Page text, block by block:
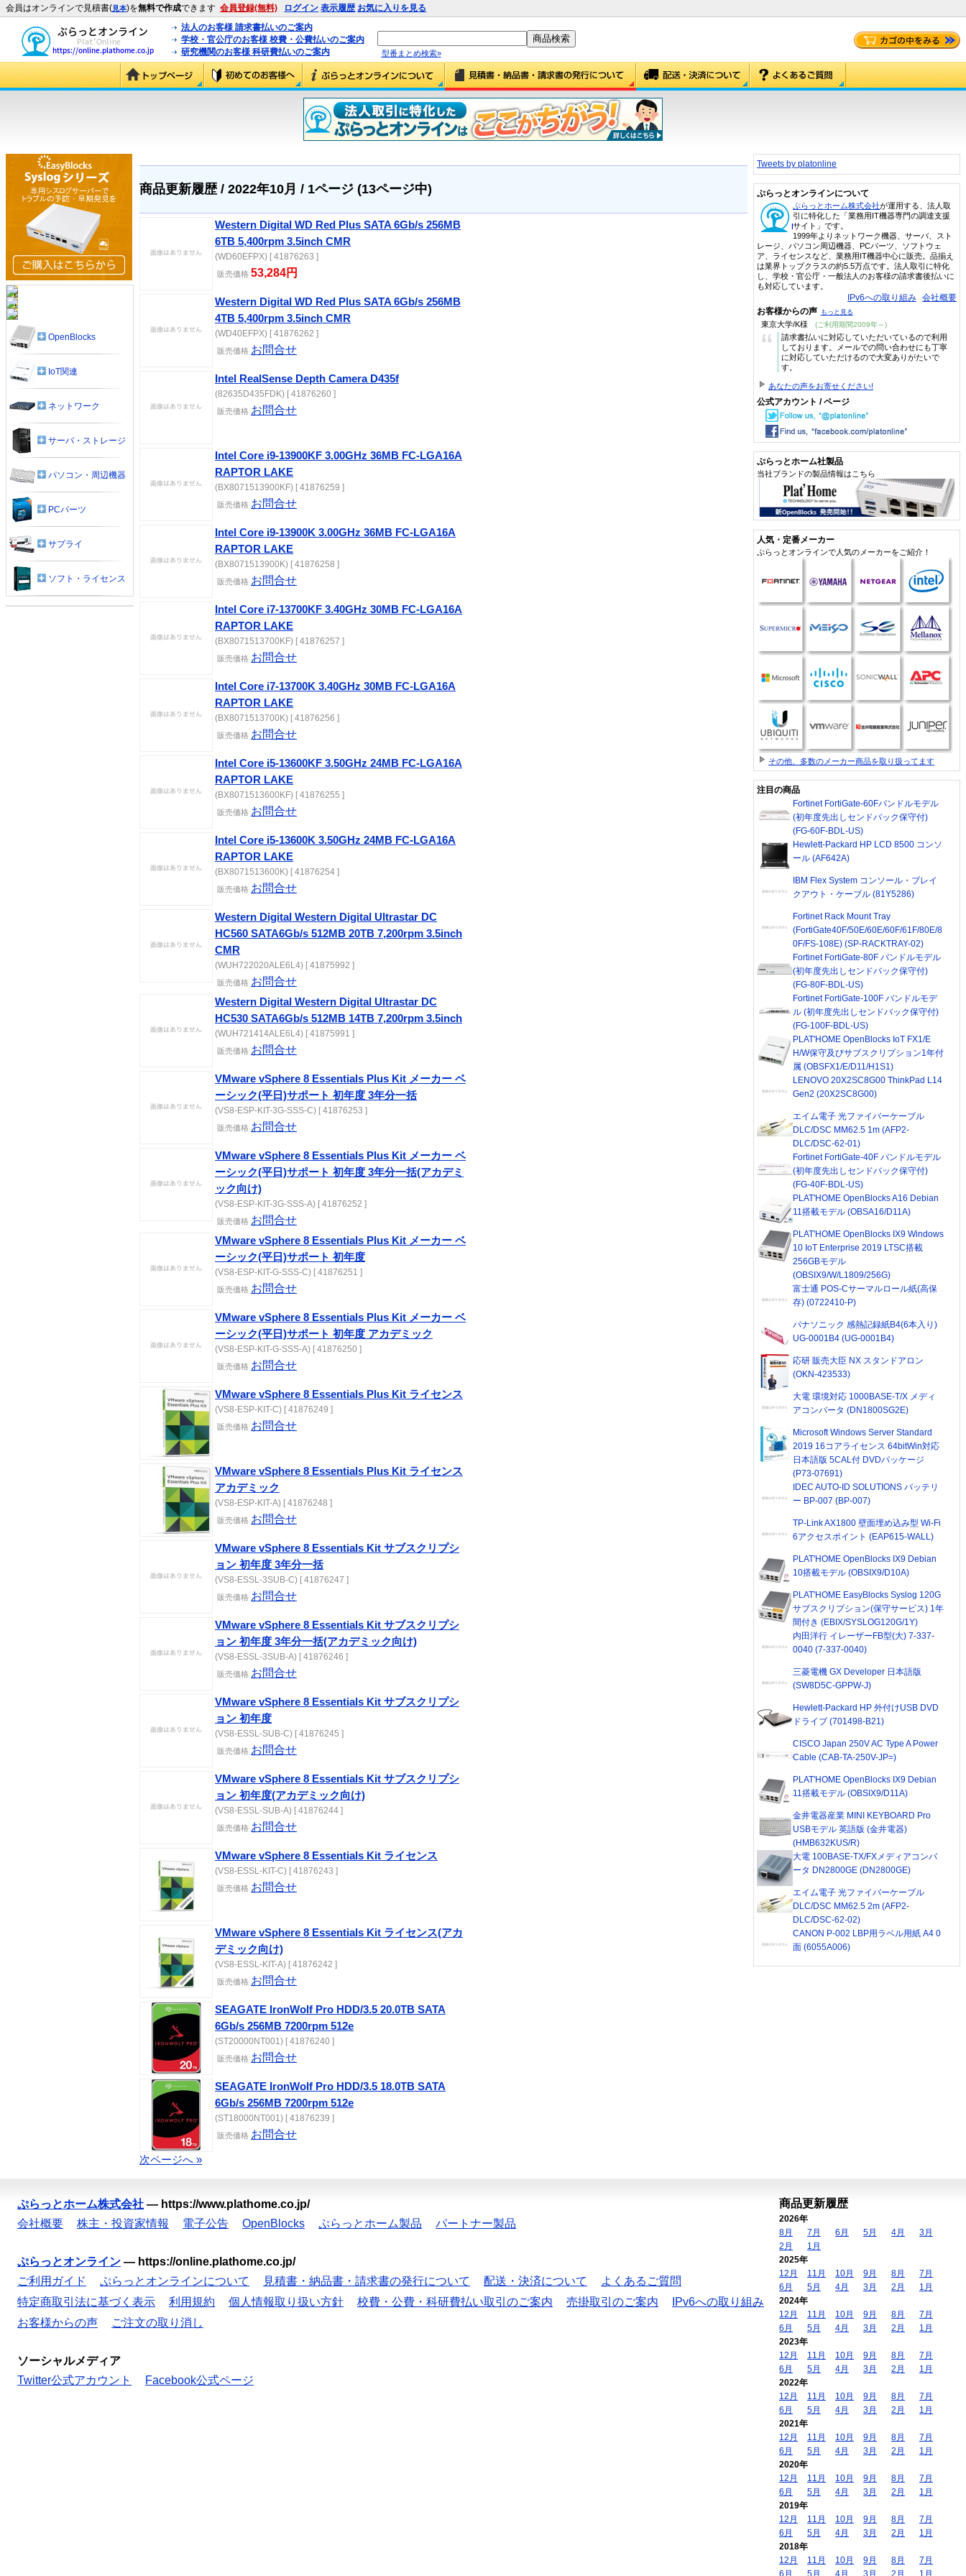
会員はオンラインで見積書(見本)を無料で作成できます 会員登録(無料) ログイン 表示履歴 お気に入りを見る
法人のお客様 請求書払いのご案内
学校・官公庁のお客様 校費・公費払いのご案内
研究機関のお客様 科研費払いのご案内
型番まとめ検索»
商品更新履歴 / 2022年10月 / 1ページ (13ページ中)
Western Digital WD Red Plus SATA 6Gb/s 256MB
6TB 5,400rpm 3.5inch CMR
(WD60EFPX) [ 41876263 ]
販売価格 53,284円
Western Digital WD Red Plus SATA 6Gb/s 256MB
4TB 5,400rpm 3.5inch CMR
(WD40EFPX) [ 41876262 ]
販売価格 お問合せ
Intel RealSense Depth Camera D435f
(82635D435FDK) [ 41876260 ]
販売価格 お問合せ
Intel Core i9-13900KF 3.00GHz 36MB FC-LGA16A
RAPTOR LAKE
(BX8071513900KF) [ 41876259 ]
販売価格 お問合せ
Intel Core i9-13900K 3.00GHz 36MB FC-LGA16A
RAPTOR LAKE
(BX8071513900K) [ 41876258 ]
販売価格 お問合せ
Intel Core i7-13700KF 3.40GHz 30MB FC-LGA16A
RAPTOR LAKE
(BX8071513700KF) [ 41876257 ]
販売価格 お問合せ
Intel Core i7-13700K 3.40GHz 30MB FC-LGA16A
RAPTOR LAKE
(BX8071513700K) [ 41876256 ]
販売価格 お問合せ
Intel Core i5-13600KF 3.50GHz 24MB FC-LGA16A
RAPTOR LAKE
(BX8071513600KF) [ 41876255 ]
販売価格 お問合せ
Intel Core i5-13600K 3.50GHz 24MB FC-LGA16A
RAPTOR LAKE
(BX8071513600K) [ 41876254 ]
販売価格 お問合せ
Western Digital Western Digital Ultrastar DC
HC560 SATA6Gb/s 512MB 20TB 7,200rpm 3.5inch
CMR
(WUH722020ALE6L4) [ 41875992 ]
販売価格 お問合せ
Western Digital Western Digital Ultrastar DC
HC530 SATA6Gb/s 512MB 14TB 7,200rpm 3.5inch
(WUH721414ALE6L4) [ 41875991 ]
販売価格 お問合せ
VMware vSphere 8 Essentials Plus Kit メーカー ベ
ーシック(平日)サポート 初年度 3年分一括
(VS8-ESP-KIT-3G-SSS-C) [ 41876253 ]
販売価格 お問合せ
VMware vSphere 8 Essentials Plus Kit メーカー ベ
ーシック(平日)サポート 初年度 3年分一括(アカデミ
ック向け)
(VS8-ESP-KIT-3G-SSS-A) [ 41876252 ]
販売価格 お問合せ
VMware vSphere 8 Essentials Plus Kit メーカー ベ
ーシック(平日)サポート 初年度
(VS8-ESP-KIT-G-SSS-C) [ 41876251 ]
販売価格 お問合せ
VMware vSphere 8 Essentials Plus Kit メーカー ベ
ーシック(平日)サポート 初年度 アカデミック
(VS8-ESP-KIT-G-SSS-A) [ 41876250 ]
販売価格 お問合せ
VMware vSphere 8 Essentials Plus Kit ライセンス
(VS8-ESP-KIT-C) [ 41876249 ]
販売価格 お問合せ
VMware vSphere 8 Essentials Plus Kit ライセンス
アカデミック
(VS8-ESP-KIT-A) [ 41876248 ]
販売価格 お問合せ
VMware vSphere 8 Essentials Kit サブスクリプシ
ョン 初年度 3年分一括
(VS8-ESSL-3SUB-C) [ 41876247 ]
販売価格 お問合せ
VMware vSphere 8 Essentials Kit サブスクリプシ
ョン 初年度 3年分一括(アカデミック向け)
(VS8-ESSL-3SUB-A) [ 41876246 ]
販売価格 お問合せ
VMware vSphere 8 Essentials Kit サブスクリプシ
ョン 初年度
(VS8-ESSL-SUB-C) [ 41876245 ]
販売価格 お問合せ
VMware vSphere 8 Essentials Kit サブスクリプシ
ョン 初年度(アカデミック向け)
(VS8-ESSL-SUB-A) [ 41876244 ]
販売価格 お問合せ
VMware vSphere 8 Essentials Kit ライセンス
(VS8-ESSL-KIT-C) [ 41876243 ]
販売価格 お問合せ
VMware vSphere 8 Essentials Kit ライセンス(アカ
デミック向け)
(VS8-ESSL-KIT-A) [ 41876242 ]
販売価格 お問合せ
SEAGATE IronWolf Pro HDD/3.5 20.0TB SATA
6Gb/s 256MB 7200rpm 512e
(ST20000NT001) [ 41876240 ]
販売価格 お問合せ
SEAGATE IronWolf Pro HDD/3.5 18.0TB SATA
6Gb/s 256MB 7200rpm 512e
(ST18000NT001) [ 41876239 ]
販売価格 お問合せ
次ページへ »
OpenBlocks
IoT関連
ネットワーク
サーバ・ストレージ
パソコン・周辺機器
PCパーツ
サプライ
ソフト・ライセンス
Tweets by platonline
ぷらっとオンラインについて
ぷらっとホーム株式会社が運用する、法人取
引に特化した「業務用IT機器専門の調達支援
サイト」です。
1999年よりネットワーク機器、サーバ、スト
レージ、パソコン周辺機器、PCパーツ、ソフトウェ
ア、ライセンスなど、業務用IT機器中心に販売。品揃え
は業界トップクラスの約5.5万点です。法人取引に特化
し、学校・官公庁・一般法人のお客様の請求書後払いに
も対応しています。
IPv6への取り組み 会社概要
お客様からの声 もっと見る
東京大学/K様 (ご利用期間2009年～)
“
請求書払いに対応していただいているので利用
しております。メールでの問い合わせにも丁寧
に対応していただけるので大変ありがたいで
す。
あなたの声をお寄せください!
公式アカウント / ページ
ぷらっとホーム社製品
当社ブランドの製品情報はこちら
人気・定番メーカー
ぷらっとオンラインで人気のメーカーをご紹介！
その他、多数のメーカー商品を取り扱ってます
注目の商品
Fortinet FortiGate-60Fバンドルモデル
(初年度先出しセンドバック保守付)
(FG-60F-BDL-US)
Hewlett-Packard HP LCD 8500 コンソ
ール (AF642A)
IBM Flex System コンソール・ブレイ
クアウト・ケーブル (81Y5286)
Fortinet Rack Mount Tray
(FortiGate40F/50E/60E/60F/61F/80E/8
0F/FS-108E) (SP-RACKTRAY-02)
Fortinet FortiGate-80F バンドルモデル
(初年度先出しセンドバック保守付)
(FG-80F-BDL-US)
Fortinet FortiGate-100F バンドルモデ
ル (初年度先出しセンドバック保守付)
(FG-100F-BDL-US)
PLAT'HOME OpenBlocks IoT FX1/E
H/W保守及びサブスクリプション1年付
属 (OBSFX1/E/D11/H1S1)
LENOVO 20X2SC8G00 ThinkPad L14
Gen2 (20X2SC8G00)
エイム電子 光ファイバーケーブル
DLC/DSC MM62.5 1m (AFP2-
DLC/DSC-62-01)
Fortinet FortiGate-40F バンドルモデル
(初年度先出しセンドバック保守付)
(FG-40F-BDL-US)
PLAT'HOME OpenBlocks A16 Debian
11搭載モデル (OBSA16/D11A)
PLAT'HOME OpenBlocks IX9 Windows
10 IoT Enterprise 2019 LTSC搭載
256GBモデル
(OBSIX9/W/L1809/256G)
富士通 POS-Cサーマルロール紙(高保
存) (0722410-P)
パナソニック 感熱記録紙B4(6本入り)
UG-0001B4 (UG-0001B4)
応研 販売大臣 NX スタンドアロン
(OKN-423533)
大電 環境対応 1000BASE-T/X メディ
アコンバータ (DN1800SG2E)
Microsoft Windows Server Standard
2019 16コアライセンス 64bitWin対応
日本語版 5CAL付 DVDパッケージ
(P73-07691)
IDEC AUTO-ID SOLUTIONS バッテリ
ー BP-007 (BP-007)
TP-Link AX1800 壁面埋め込み型 Wi-Fi
6アクセスポイント (EAP615-WALL)
PLAT'HOME OpenBlocks IX9 Debian
10搭載モデル (OBSIX9/D10A)
PLAT'HOME EasyBlocks Syslog 120G
サブスクリプション(保守サービス) 1年
間付き (EBIX/SYSLOG120G/1Y)
内田洋行 イレーザーFB型(大) 7-337-
0040 (7-337-0040)
三菱電機 GX Developer 日本語版
(SW8D5C-GPPW-J)
Hewlett-Packard HP 外付けUSB DVD
ドライブ (701498-B21)
CISCO Japan 250V AC Type A Power
Cable (CAB-TA-250V-JP=)
PLAT'HOME OpenBlocks IX9 Debian
11搭載モデル (OBSIX9/D11A)
金井電器産業 MINI KEYBOARD Pro
USBモデル 英語版 (金井電器)
(HMB632KUS/R)
大電 100BASE-TX/FXメディアコンバ
ータ DN2800GE (DN2800GE)
エイム電子 光ファイバーケーブル
DLC/DSC MM62.5 2m (AFP2-
DLC/DSC-62-02)
CANON P-002 LBP用ラベル用紙 A4 0
面 (6055A006)
ぷらっとホーム株式会社 — https://www.plathome.co.jp/
会社概要
株主・投資家情報 電子公告 OpenBlocks ぷらっとホーム製品 パートナー製品
ぷらっとオンライン — https://online.plathome.co.jp/
ご利用ガイド
ぷらっとオンラインについて 見積書・納品書・請求書の発行について 配送・決済について
よくあるご質問
特定商取引法に基づく表示
利用規約 個人情報取り扱い方針 校費・公費・科研費払い取引のご案内 売掛取引のご案内
IPv6への取り組み
お客様からの声
ご注文の取り消し
ソーシャルメディア
Twitter公式アカウント
Facebook公式ページ
商品更新履歴
2026年
8月
7月 6月 5月 4月
3月
2月
1月
2025年
12月
11月 10月 9月 8月
7月
6月
5月 4月 3月 2月
1月
2024年
12月
11月 10月 9月 8月
7月
6月
5月 4月 3月 2月
1月
2023年
12月
11月 10月 9月 8月
7月
6月
5月 4月 3月 2月
1月
2022年
12月
11月 10月 9月 8月
7月
6月
5月 4月 3月 2月
1月
2021年
12月
11月 10月 9月 8月
7月
6月
5月 4月 3月 2月
1月
2020年
12月
11月 10月 9月 8月
7月
6月
5月 4月 3月 2月
1月
2019年
12月
11月 10月 9月 8月
7月
6月
5月 4月 3月 2月
1月
2018年
12月
11月 10月 9月 8月
7月